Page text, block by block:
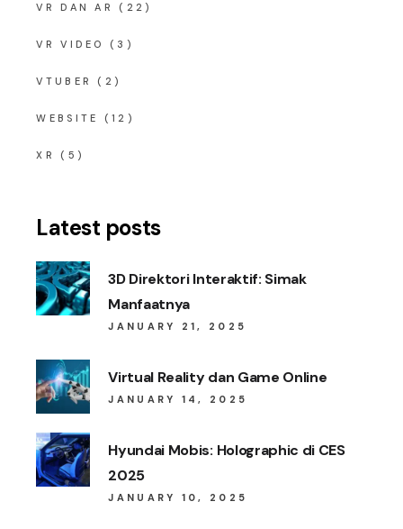
VR DAN AR (22)
VR VIDEO (3)
VTUBER (2)
WEBSITE (12)
XR (5)
Latest posts
3D Direktori Interaktif: Simak
Manfaatnya
JANUARY 21, 2025
Virtual Reality dan Game Online
JANUARY 14, 2025
Hyundai Mobis: Holographic di CES
2025
JANUARY 10, 2025